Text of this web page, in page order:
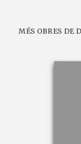
MÉS OBRES DE